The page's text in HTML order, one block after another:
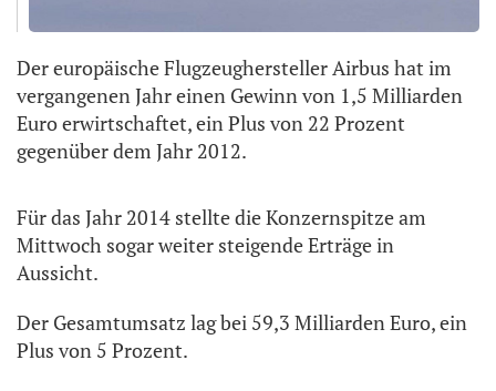
Der europäische Flugzeughersteller Airbus hat im
vergangenen Jahr einen Gewinn von 1,5 Milliarden
Euro erwirtschaftet, ein Plus von 22 Prozent
gegenüber dem Jahr 2012.
Für das Jahr 2014 stellte die Konzernspitze am
Mittwoch sogar weiter steigende Erträge in
Aussicht.
Der Gesamtumsatz lag bei 59,3 Milliarden Euro, ein
Plus von 5 Prozent.